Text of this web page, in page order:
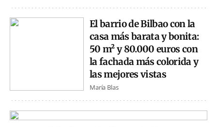
El barrio de Bilbao con la
casa más barata y bonita:
50 m² y 80.000 euros con
la fachada más colorida y
las mejores vistas
María Blas